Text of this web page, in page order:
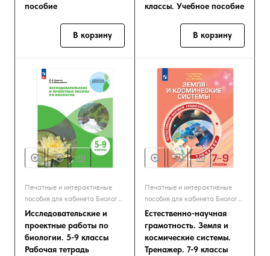
пособие
В корзину
классы. Учебное пособие
В корзину
Печатные и интерактивные
пособия для кабинета Биологии
и Экологии
Исследовательские и
проектные работы по
биологии. 5-9 классы
Рабочая тетрадь
Печатные и интерактивные
пособия для кабинета Биологии
и Экологии
Естественно-научная
грамотность. Земля и
космические системы.
Тренажер. 7-9 классы